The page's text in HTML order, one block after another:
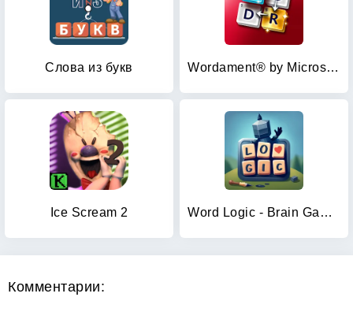
Слова из букв Wordament® by Microsoft
Ice Scream 2 Word Logic - Brain Game Puzzle
Комментарии: